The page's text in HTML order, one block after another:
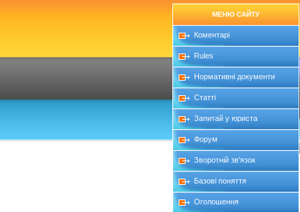
МЕНЮ САЙТУ
Коментарі
Rules
Нормативні документи
Статті
Запитай у юриста
Форум
Зворотній зв'язок
Базові поняття
Оголошення